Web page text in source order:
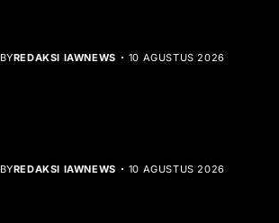
BYREDAKSI IAWNEWS 10 AGUSTUS 2026
BYREDAKSI IAWNEWS 10 AGUSTUS 2026